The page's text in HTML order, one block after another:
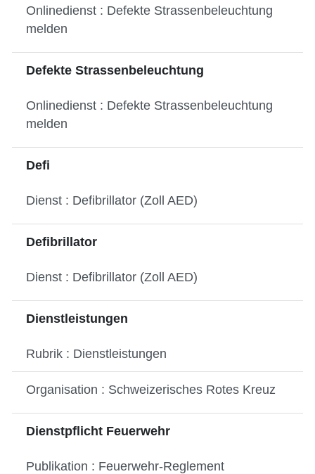
Onlinedienst : Defekte Strassenbeleuchtung
melden
Defekte Strassenbeleuchtung
Onlinedienst : Defekte Strassenbeleuchtung
melden
Defi
Dienst : Defibrillator (Zoll AED)
Defibrillator
Dienst : Defibrillator (Zoll AED)
Dienstleistungen
Rubrik : Dienstleistungen
Organisation : Schweizerisches Rotes Kreuz
Dienstpflicht Feuerwehr
Publikation : Feuerwehr-Reglement